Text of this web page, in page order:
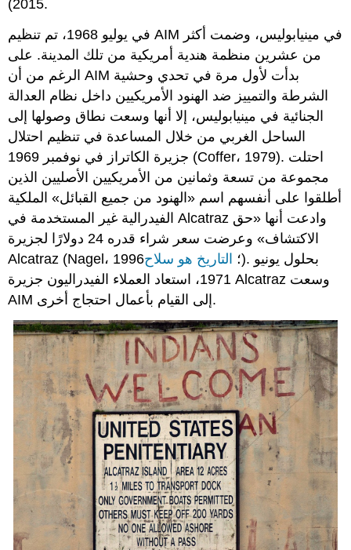
2015).
في يوليو 1968، تم تنظيم AIM في مينيابوليس، وضمت أكثر
من عشرين منظمة هندية أمريكية من تلك المدينة. على
الرغم من أن AIM بدأت لأول مرة في تحدي وحشية
الشرطة والتمييز ضد الهنود الأمريكيين داخل نظام العدالة
الجنائية في مينيابوليس، إلا أنها وسعت نطاق وصولها إلى
الساحل الغربي من خلال المساعدة في تنظيم احتلال
جزيرة الكاتراز في نوفمبر 1969 (Coffer، 1979). احتلت
مجموعة من تسعة وثمانين من الأمريكيين الأصليين الذين
أطلقوا على أنفسهم اسم «الهنود من جميع القبائل» الملكية
الفيدرالية غير المستخدمة في Alcatraz وادعت أنها «حق
الاكتشاف» وعرضت سعر شراء قدره 24 دولارًا لجزيرة
Alcatraz (Nagel، 1996؛ التاريخ هو سلاح
). بحلول يونيو
1971، استعاد العملاء الفيدراليون جزيرة Alcatraz وسعت
AIM إلى القيام بأعمال احتجاج أخرى.